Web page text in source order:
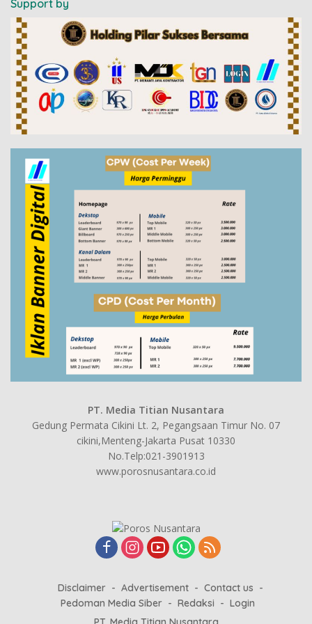
Support by
PT. Media Titian Nusantara
Gedung Permata Cikini Lt. 2, Pegangsaan Timur No. 07
cikini,Menteng-Jakarta Pusat 10330
No.Telp:021-3901913
www.porosnusantara.co.id
Disclaimer Advertisement
Contact us
Pedoman Media Siber
Redaksi
Login